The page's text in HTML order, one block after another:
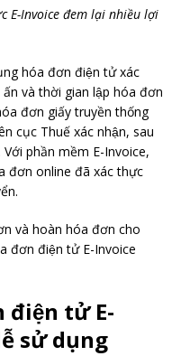
E-Invoice đem lại nhiều lợi
hóa đơn điện tử xác
và thời gian lập hóa đơn
đơn giấy truyền thống
cục Thuế xác nhận, sau
phần mềm E-Invoice,
đơn online đã xác thực
và hoàn hóa đơn cho
đơn điện tử E-Invoice
điện tử E-
sử dụng